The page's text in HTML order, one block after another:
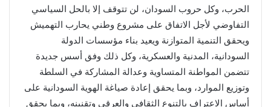
الحرب، وكل حروب السودان، لن تتوقف إلا بالحل السياسي
التفاوضي لأجل الاتفاق على مشروع وطني يحارب التهميش
ويحقق التنمية المتوازنة ويعيد بناء مؤسسات الدولة
السودانية، المدنية والعسكرية، وكل ذلك وفق أسس جديدة
تتضمن المواطنة المتساوية وعدالة المشاركة في السلطة
وتوزيع الموارد، وبما يحقق إعادة صياغة الهوية السودانية على
أساس الاعتراف بالتنوع الثقافي والعرقي وتقنينه، وبما يحقق